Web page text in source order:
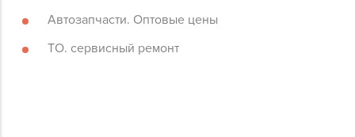
Автозапчасти. Оптовые цены
ТО. сервисный ремонт